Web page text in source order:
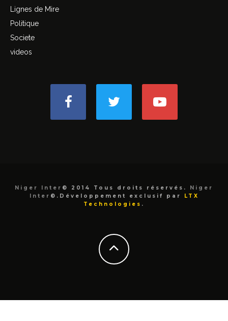
Lignes de Mire
Politique
Societe
videos
Niger Inter © 2014 Tous droits réservés.
Niger
Inter ©.Développement exclusif par
LTX
Technologies .